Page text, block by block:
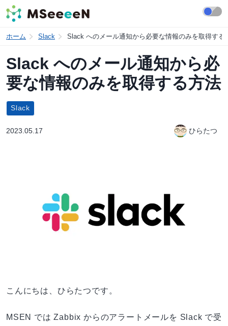
ホーム Slack Slack へのメール通知から必要な情報のみを取得する
Slack へのメール通知から必
要な情報のみを取得する方法
Slack
2023.05.17 ひらたつ
こんにちは、ひらたつです。
MSEN では Zabbix からのアラートメールを Slack で受